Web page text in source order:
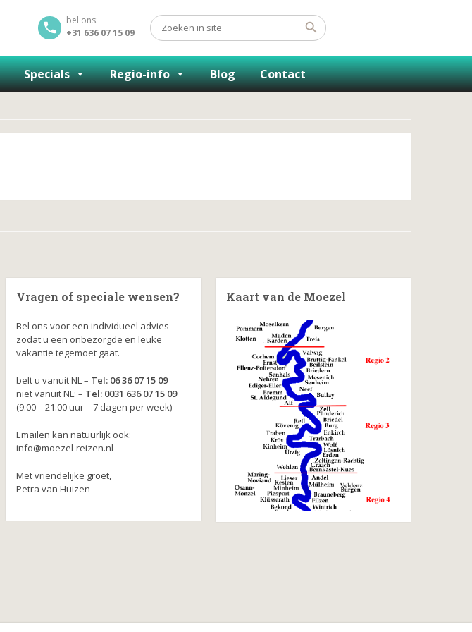
bel ons:
+31 636 07 15 09
Specials Regio-info Blog Contact
Vragen of speciale wensen?
Bel ons voor een individueel advies
zodat u een onbezorgde en leuke
vakantie tegemoet gaat.
belt u vanuit NL – Tel: 06 36 07 15 09
niet vanuit NL: – Tel: 0031 636 07 15 09
(9.00 – 21.00 uur – 7 dagen per week)
Emailen kan natuurlijk ook:
info@moezel-reizen.nl
Met vriendelijke groet,
Petra van Huizen
Kaart van de Moezel